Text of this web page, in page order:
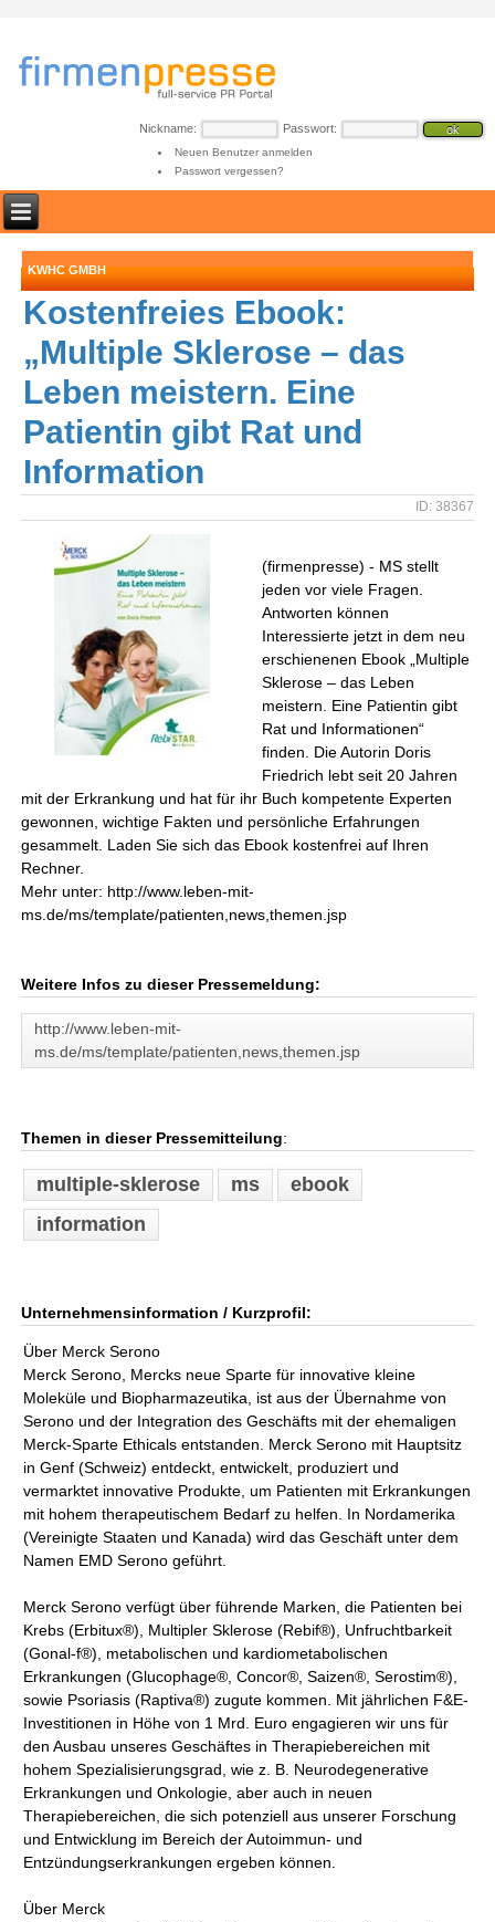
Nickname: Passwort:
Neuen Benutzer anmelden
Passwort vergessen?
KWHC GMBH
Kostenfreies Ebook:
„Multiple Sklerose – das
Leben meistern. Eine
Patientin gibt Rat und
Information
ID: 38367
(firmenpresse) - MS stellt
jeden vor viele Fragen.
Antworten können
Interessierte jetzt in dem neu
erschienenen Ebook „Multiple
Sklerose – das Leben
meistern. Eine Patientin gibt
Rat und Informationen“
finden. Die Autorin Doris
Friedrich lebt seit 20 Jahren
mit der Erkrankung und hat für ihr Buch kompetente Experten
gewonnen, wichtige Fakten und persönliche Erfahrungen
gesammelt. Laden Sie sich das Ebook kostenfrei auf Ihren
Rechner.
Mehr unter: http://www.leben-mit-
ms.de/ms/template/patienten,news,themen.jsp
Weitere Infos zu dieser Pressemeldung:
http://www.leben-mit-
ms.de/ms/template/patienten,news,themen.jsp
Themen in dieser Pressemitteilung:
multiple-sklerose ms
ebook
information
Unternehmensinformation / Kurzprofil:
Über Merck Serono
Merck Serono, Mercks neue Sparte für innovative kleine
Moleküle und Biopharmazeutika, ist aus der Übernahme von
Serono und der Integration des Geschäfts mit der ehemaligen
Merck-Sparte Ethicals entstanden. Merck Serono mit Hauptsitz
in Genf (Schweiz) entdeckt, entwickelt, produziert und
vermarktet innovative Produkte, um Patienten mit Erkrankungen
mit hohem therapeutischem Bedarf zu helfen. In Nordamerika
(Vereinigte Staaten und Kanada) wird das Geschäft unter dem
Namen EMD Serono geführt.
Merck Serono verfügt über führende Marken, die Patienten bei
Krebs (Erbitux®), Multipler Sklerose (Rebif®), Unfruchtbarkeit
(Gonal-f®), metabolischen und kardiometabolischen
Erkrankungen (Glucophage®, Concor®, Saizen®, Serostim®),
sowie Psoriasis (Raptiva®) zugute kommen. Mit jährlichen F&E-
Investitionen in Höhe von 1 Mrd. Euro engagieren wir uns für
den Ausbau unseres Geschäftes in Therapiebereichen mit
hohem Spezialisierungsgrad, wie z. B. Neurodegenerative
Erkrankungen und Onkologie, aber auch in neuen
Therapiebereichen, die sich potenziell aus unserer Forschung
und Entwicklung im Bereich der Autoimmun- und
Entzündungserkrankungen ergeben können.
Über Merck